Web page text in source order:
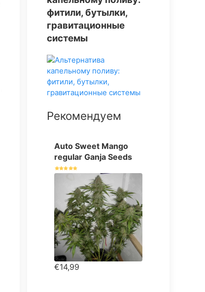
фитили, бутылки,
гравитационные
системы
Рекомендуем
Auto Sweet Mango
regular Ganja Seeds
€14,99